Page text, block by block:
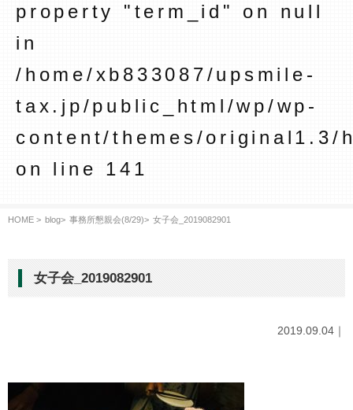
property "term_id" on null
in
/home/xb833087/upsmile-
tax.jp/public_html/wp/wp-
content/themes/original1.3/
on line 141
HOME > blog> 事務所懇親会(8/29)> 女子会_2019082901
女子会_2019082901
2019.09.04｜